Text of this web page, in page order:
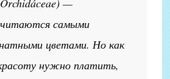
—
самыми
цветами. Но как
нужно платить,